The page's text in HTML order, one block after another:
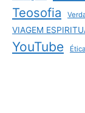
Teosofia
VIAGEM
YouTube Ética